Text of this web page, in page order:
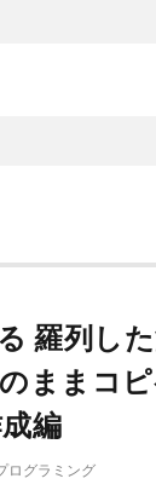
羅列し
ままコ
編
ログラミング